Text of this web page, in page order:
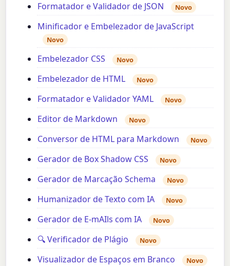
Formatador e Validador de JSON
Novo
Minificador e Embelezador de JavaScript
Novo
Embelezador CSS Novo
Embelezador de HTML Novo
Formatador e Validador YAML Novo
Editor de Markdown Novo
Conversor de HTML para Markdown Novo
Gerador de Box Shadow CSS Novo
Gerador de Marcação Schema Novo
Humanizador de Texto com IA Novo
Gerador de E-mAIls com IA Novo
🔍 Verificador de Plágio Novo
Visualizador de Espaços em Branco Novo